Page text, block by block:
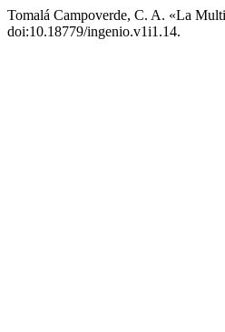
Tomalá Campoverde, C. A. «La
doi:10.18779/ingenio.v1i1.14.